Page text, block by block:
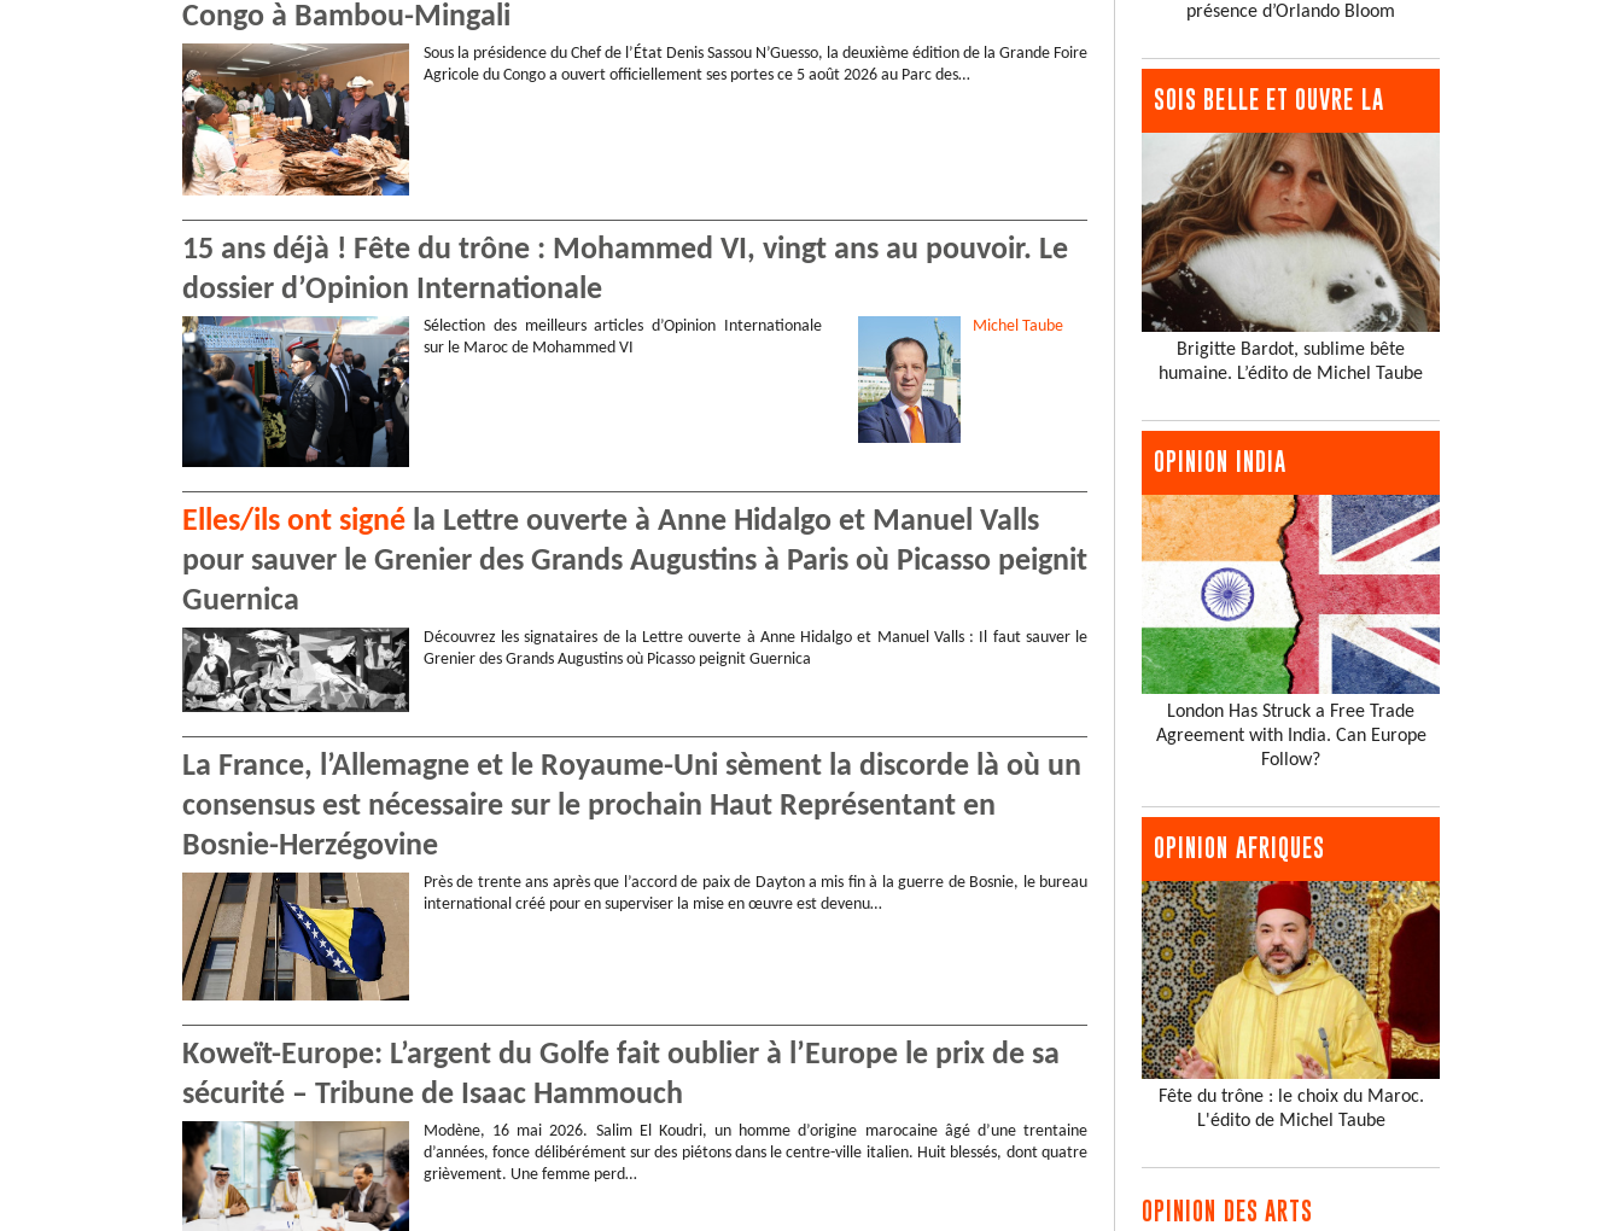
Congo à Bambou-Mingali
Sous la présidence du Chef de l’État Denis Sassou N’Guesso, la deuxième édition de la Grande Foire
Agricole du Congo a ouvert officiellement ses portes ce 5 août 2026 au Parc des…
15 ans déjà ! Fête du trône : Mohammed VI, vingt ans au pouvoir. Le
dossier d’Opinion Internationale
Sélection des meilleurs articles d’Opinion Internationale
sur le Maroc de Mohammed VI
Michel Taube
Elles/ils ont signé la Lettre ouverte à Anne Hidalgo et Manuel Valls
pour sauver le Grenier des Grands Augustins à Paris où Picasso peignit
Guernica
Découvrez les signataires de la Lettre ouverte à Anne Hidalgo et Manuel Valls : Il faut sauver le
Grenier des Grands Augustins où Picasso peignit Guernica
La France, l’Allemagne et le Royaume-Uni sèment la discorde là où un
consensus est nécessaire sur le prochain Haut Représentant en
Bosnie-Herzégovine
Près de trente ans après que l’accord de paix de Dayton a mis fin à la guerre de Bosnie, le bureau
international créé pour en superviser la mise en œuvre est devenu…
Koweït-Europe: L’argent du Golfe fait oublier à l’Europe le prix de sa
sécurité – Tribune de Isaac Hammouch
Modène, 16 mai 2026. Salim El Koudri, un homme d’origine marocaine âgé d’une trentaine
d’années, fonce délibérément sur des piétons dans le centre-ville italien. Huit blessés, dont quatre
grièvement. Une femme perd…
présence d’Orlando Bloom
SOIS BELLE ET OUVRE LA
Brigitte Bardot, sublime bête
humaine. L’édito de Michel Taube
OPINION INDIA
London Has Struck a Free Trade
Agreement with India. Can Europe
Follow?
OPINION AFRIQUES
Fête du trône : le choix du Maroc.
L'édito de Michel Taube
OPINION DES ARTS